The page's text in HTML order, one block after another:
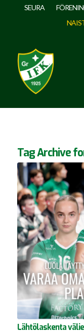
SEURA
Tag Archive
Lähtölaskenta